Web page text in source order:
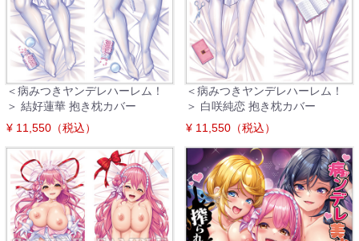
＜病みつきヤンデレハーレム！
＞ 結好蓮華 抱き枕カバー
¥ 11,550（税込）
＜病みつきヤンデレハーレム！
＞ 白咲純恋 抱き枕カバー
¥ 11,550（税込）